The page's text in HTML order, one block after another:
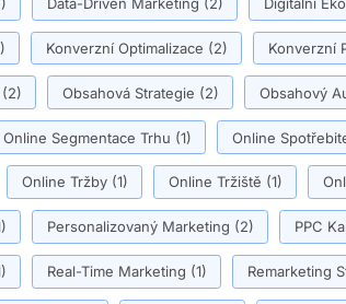
Konverzní Optimalizace (2) Konverzní
(2) Obsahová Strategie (2) Obsahový
Online Segmentace Trhu (1) Online
Online Tržby(1) Online Tržiště (1)
Personalizovaný Marketing (2) PPC
Real-Time Marketing (1) Remarketing